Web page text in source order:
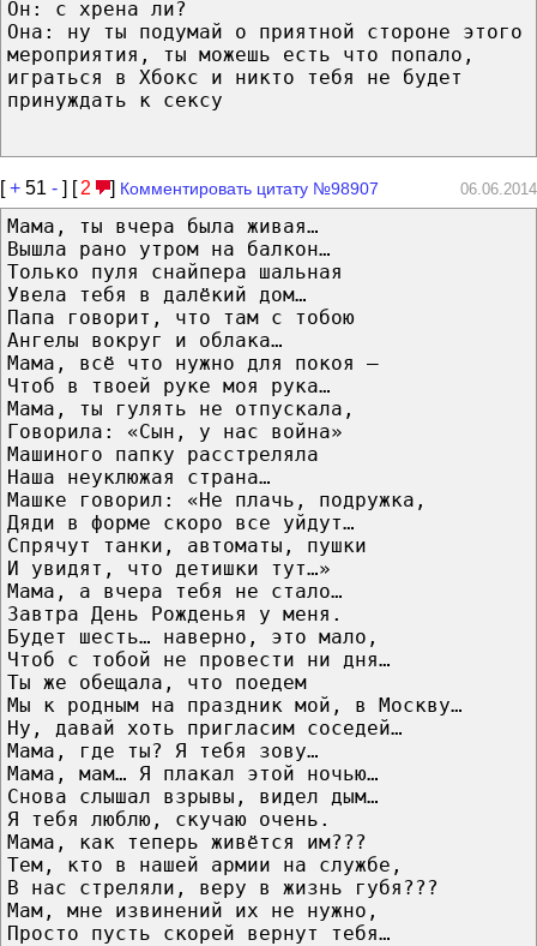
Он: с хрена ли?
Она: ну ты подумай о приятной стороне этого
мероприятия, ты можешь есть что попало,
играться в Хбокс и никто тебя не будет
принуждать к сексу
[+ 51 - ] [ 2 ] Комментировать цитату №98907 06.06.2014
Мама, ты вчера была живая…
Вышла рано утром на балкон…
Только пуля снайпера шальная
Увела тебя в далёкий дом…
Папа говорит, что там с тобою
Ангелы вокруг и облака…
Мама, всё что нужно для покоя —
Чтоб в твоей руке моя рука…
Мама, ты гулять не отпускала,
Говорила: «Сын, у нас война»
Машиного папку расстреляла
Наша неуклюжая страна…
Машке говорил: «Не плачь, подружка,
Дяди в форме скоро все уйдут…
Спрячут танки, автоматы, пушки
И увидят, что детишки тут…»
Мама, а вчера тебя не стало…
Завтра День Рожденья у меня.
Будет шесть… наверно, это мало,
Чтоб с тобой не провести ни дня…
Ты же обещала, что поедем
Мы к родным на праздник мой, в Москву…
Ну, давай хоть пригласим соседей…
Мама, где ты? Я тебя зову…
Мама, мам… Я плакал этой ночью…
Снова слышал взрывы, видел дым…
Я тебя люблю, скучаю очень.
Мама, как теперь живётся им???
Тем, кто в нашей армии на службе,
В нас стреляли, веру в жизнь губя???
Мам, мне извинений их не нужно,
Просто пусть скорей вернут тебя…